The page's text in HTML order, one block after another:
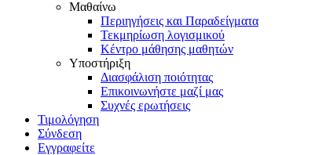
Μαθαίνω
Περιηγήσεις και Παραδείγματα
Τεκμηρίωση λογισμικού
Κέντρο μάθησης μαθητών
Υποστήριξη
Διασφάλιση ποιότητας
Επικοινωνήστε μαζί μας
Συχνές ερωτήσεις
Τιμολόγηση
Σύνδεση
Εγγραφείτε